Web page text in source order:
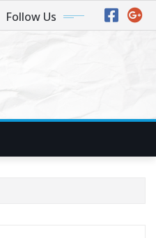
Follow Us